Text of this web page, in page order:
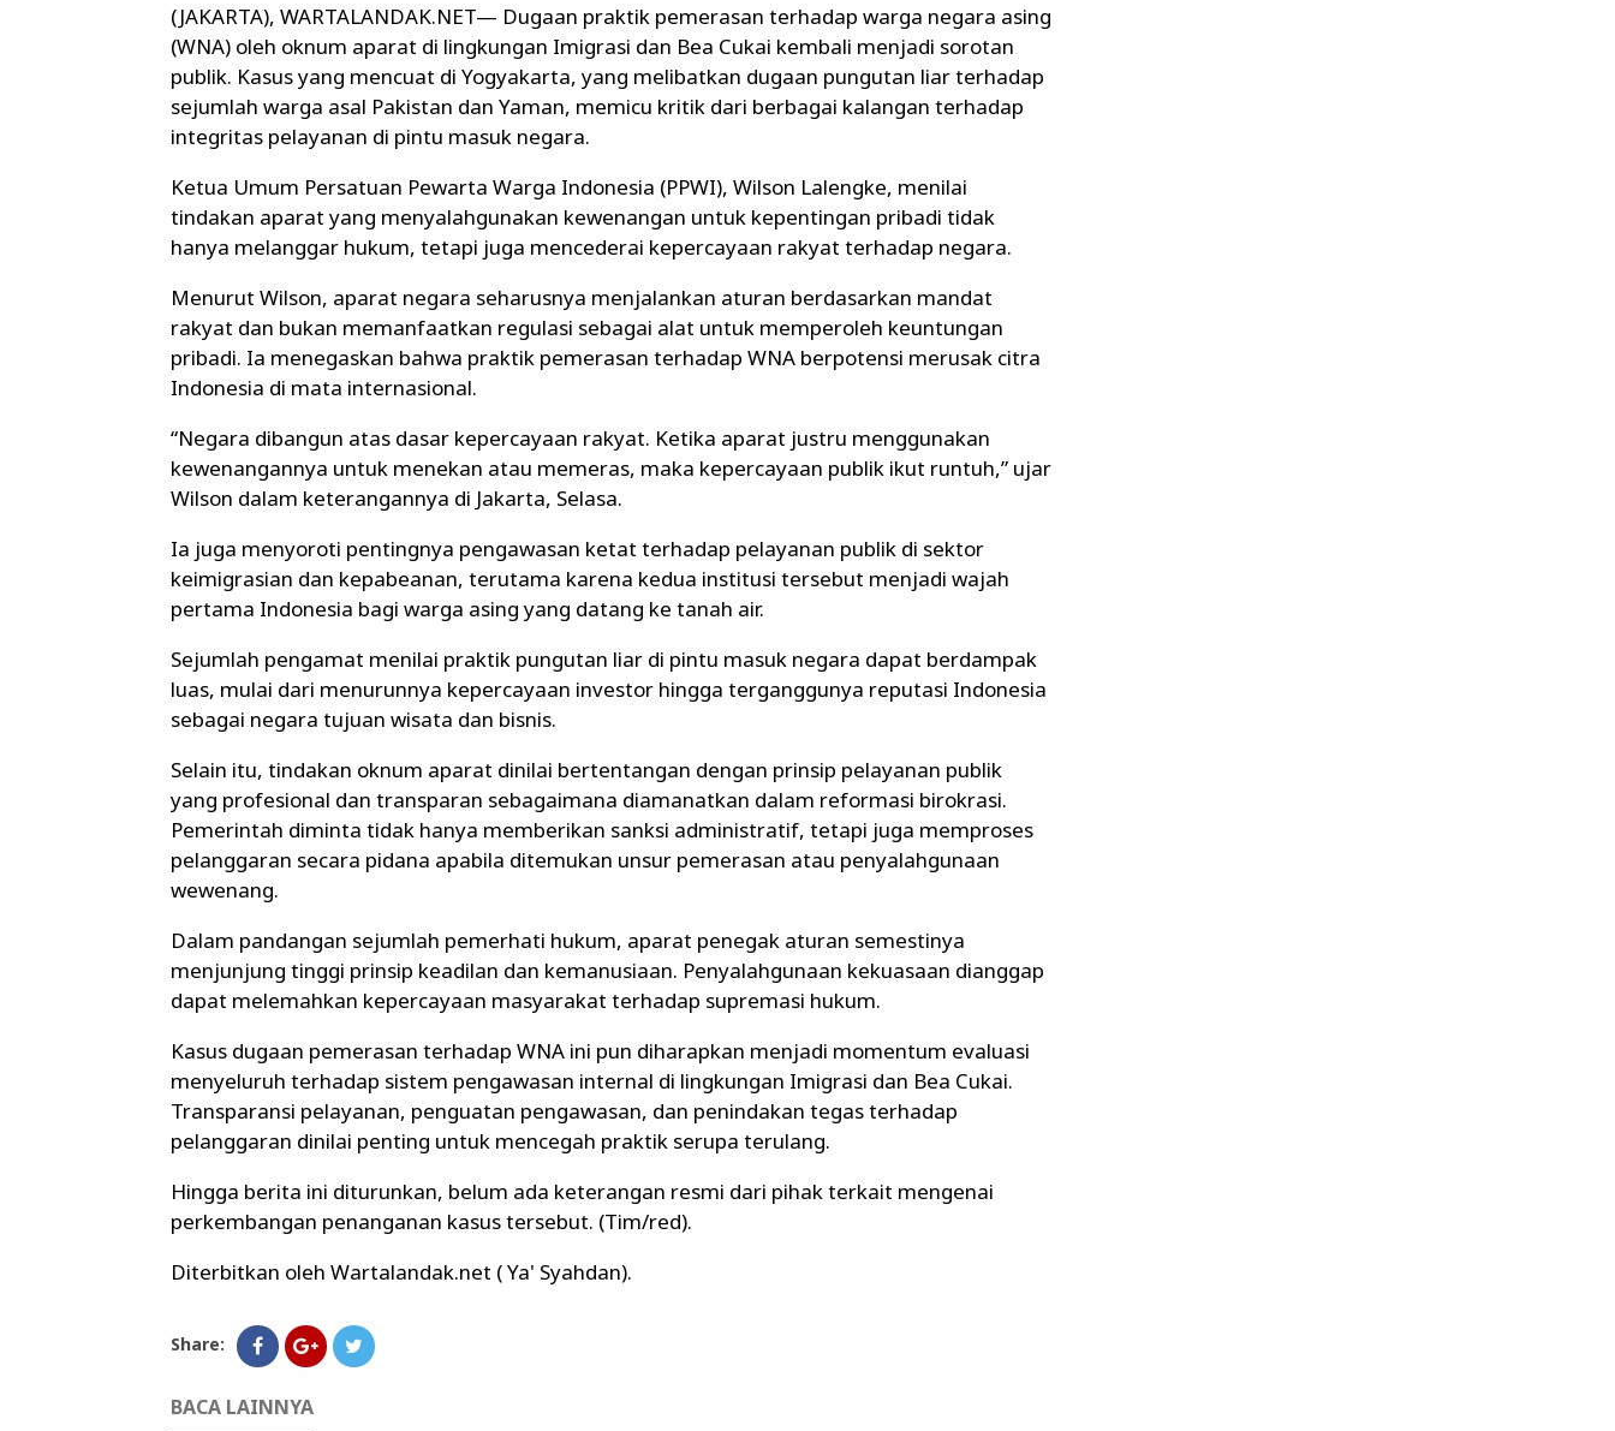
(JAKARTA), WARTALANDAK.NET— Dugaan praktik pemerasan terhadap warga negara asing
(WNA) oleh oknum aparat di lingkungan Imigrasi dan Bea Cukai kembali menjadi sorotan
publik. Kasus yang mencuat di Yogyakarta, yang melibatkan dugaan pungutan liar terhadap
sejumlah warga asal Pakistan dan Yaman, memicu kritik dari berbagai kalangan terhadap
integritas pelayanan di pintu masuk negara.
Ketua Umum Persatuan Pewarta Warga Indonesia (PPWI), Wilson Lalengke, menilai
tindakan aparat yang menyalahgunakan kewenangan untuk kepentingan pribadi tidak
hanya melanggar hukum, tetapi juga mencederai kepercayaan rakyat terhadap negara.
Menurut Wilson, aparat negara seharusnya menjalankan aturan berdasarkan mandat
rakyat dan bukan memanfaatkan regulasi sebagai alat untuk memperoleh keuntungan
pribadi. Ia menegaskan bahwa praktik pemerasan terhadap WNA berpotensi merusak citra
Indonesia di mata internasional.
“Negara dibangun atas dasar kepercayaan rakyat. Ketika aparat justru menggunakan
kewenangannya untuk menekan atau memeras, maka kepercayaan publik ikut runtuh,” ujar
Wilson dalam keterangannya di Jakarta, Selasa.
Ia juga menyoroti pentingnya pengawasan ketat terhadap pelayanan publik di sektor
keimigrasian dan kepabeanan, terutama karena kedua institusi tersebut menjadi wajah
pertama Indonesia bagi warga asing yang datang ke tanah air.
Sejumlah pengamat menilai praktik pungutan liar di pintu masuk negara dapat berdampak
luas, mulai dari menurunnya kepercayaan investor hingga terganggunya reputasi Indonesia
sebagai negara tujuan wisata dan bisnis.
Selain itu, tindakan oknum aparat dinilai bertentangan dengan prinsip pelayanan publik
yang profesional dan transparan sebagaimana diamanatkan dalam reformasi birokrasi.
Pemerintah diminta tidak hanya memberikan sanksi administratif, tetapi juga memproses
pelanggaran secara pidana apabila ditemukan unsur pemerasan atau penyalahgunaan
wewenang.
Dalam pandangan sejumlah pemerhati hukum, aparat penegak aturan semestinya
menjunjung tinggi prinsip keadilan dan kemanusiaan. Penyalahgunaan kekuasaan dianggap
dapat melemahkan kepercayaan masyarakat terhadap supremasi hukum.
Kasus dugaan pemerasan terhadap WNA ini pun diharapkan menjadi momentum evaluasi
menyeluruh terhadap sistem pengawasan internal di lingkungan Imigrasi dan Bea Cukai.
Transparansi pelayanan, penguatan pengawasan, dan penindakan tegas terhadap
pelanggaran dinilai penting untuk mencegah praktik serupa terulang.
Hingga berita ini diturunkan, belum ada keterangan resmi dari pihak terkait mengenai
perkembangan penanganan kasus tersebut. (Tim/red).
Diterbitkan oleh Wartalandak.net ( Ya' Syahdan).
Share:
BACA LAINNYA